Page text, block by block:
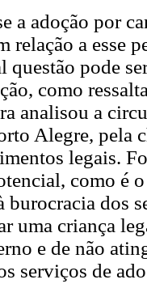
a adoção por
relação a esse
questão pode
como
analisou a
Alegre, pela
legais.
como é
burocracia dos
uma criança
e de não
serviços de